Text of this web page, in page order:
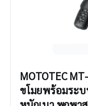
MOTOTEC
ขโมยพร้อมระ